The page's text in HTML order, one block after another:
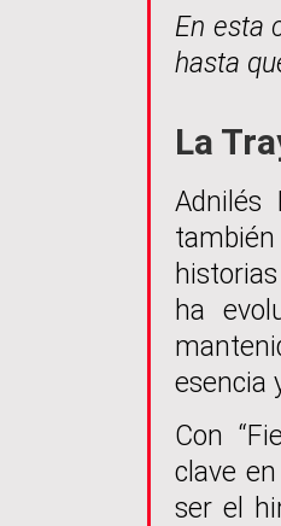
En esta
hasta
La
Adnilés
ha
esencia
Con
clave
ser el